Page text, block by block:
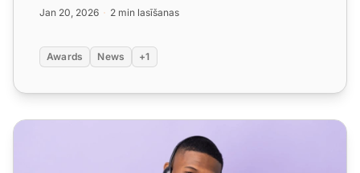
Jan 20, 2026 2 min lasīšanas
Awards News +1
LiveAgent atzīts par kategorijas līderi klientu atbalstā